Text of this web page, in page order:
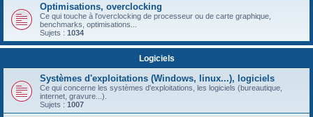
Optimisations, overclocking
Ce qui touche à l'overclocking de processeur ou de carte graphique,
benchmarks, optimisations...
Sujets : 1034
Logiciels
Systèmes d'exploitations (Windows, linux...), logiciels
Ce qui concerne les systèmes d'exploitations, les logiciels (bureautique,
internet, gravure...).
Sujets : 1007